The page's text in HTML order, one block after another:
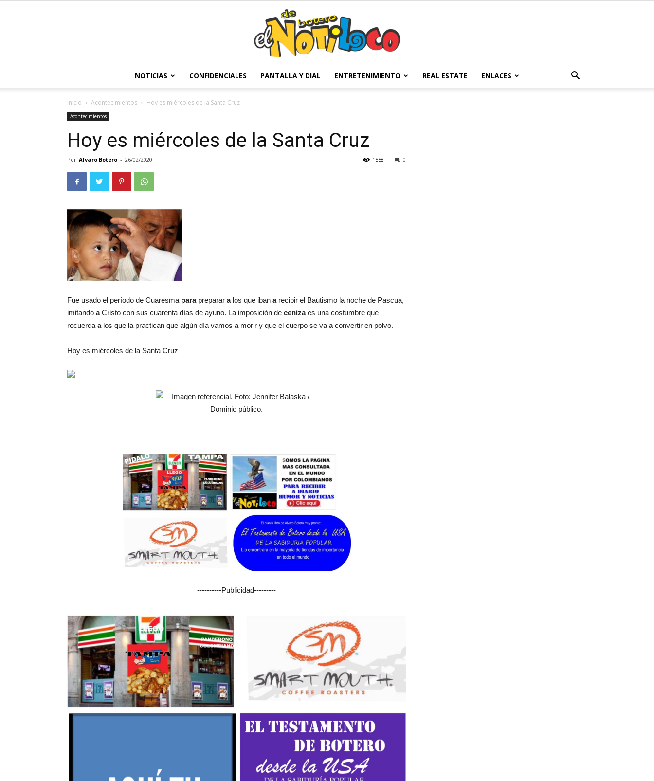
NOTICIAS CONFIDENCIALES PANTALLA Y DIAL ENTRETENIMIENTO REAL ESTATE ENLACES
Inicio Acontecimientos Hoy es miércoles de la Santa Cruz
Acontecimientos
Hoy es miércoles de la Santa Cruz
Por Alvaro Botero - 26/02/2020 0
1558
Fue usado el período de Cuaresma parapreparar alos que iban arecibir el Bautismo la noche de Pascua,
imitando aCristo con sus cuarenta días de ayuno. La imposición de cenizaes una costumbre que
recuerda alos que la practican que algún día vamos amorir y que el cuerpo se va aconvertir en polvo.
Hoy es miércoles de la Santa Cruz
----------Publicidad---------